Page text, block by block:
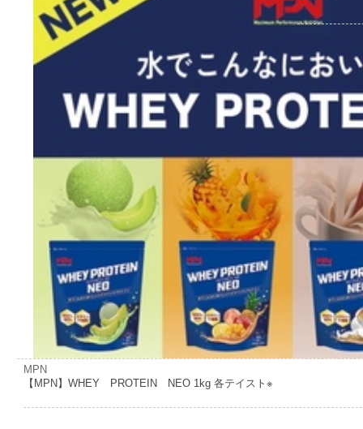
MPN
【MPN】WHEY PROTEIN NEO 1kg 各テイスト※